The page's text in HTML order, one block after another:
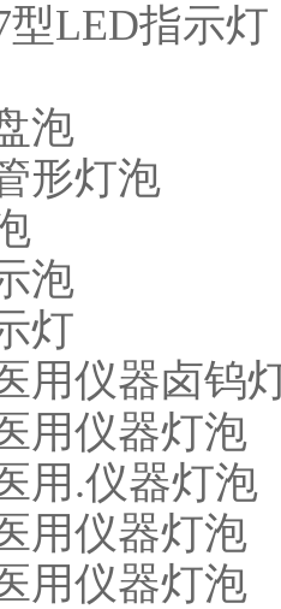
LED指示灯
泡
形灯泡
泡
灯
用仪器卤钨
用仪器灯泡
用.仪器灯泡
用仪器灯泡
用仪器灯泡